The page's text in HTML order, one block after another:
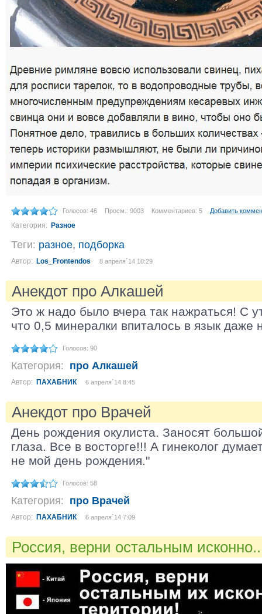
Голосов: 46 Просм.: 9003 Комментариев: 5 Добавить
Категория: Разное
Теги: разное, подборка
Автор: Los_Frontendos 8 апреля´14 10:29
Анекдот про Алкашей
Это ж надо было вчера так нажраться! С
что 0,5 минералки впиталось в язык даже
Голосов: 90
Категория: про Алкашей
Автор: ПАХАБНИК 6 апреля´14 8:45
Анекдот про Врачей
День рождения окулиста. Заносят
глаза. Все в восторге!!! А гинеколог
не мой день рождения."
Голосов: 58
Категория: про Врачей
Автор: ПАХАБНИК 6 апреля´14 7:09
Россия, верни остальным